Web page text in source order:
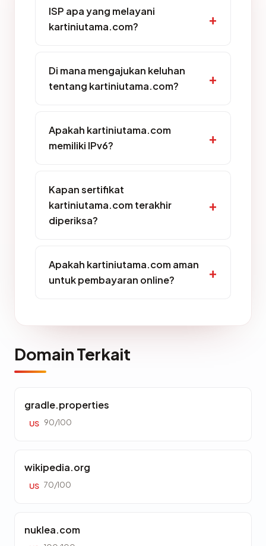
ISP apa yang melayani
kartiniutama.com?
Di mana mengajukan keluhan
tentang kartiniutama.com?
Apakah kartiniutama.com
memiliki IPv6?
Kapan sertifikat
kartiniutama.com terakhir
diperiksa?
Apakah kartiniutama.com aman
untuk pembayaran online?
Domain Terkait
gradle.properties
US 90/100
wikipedia.org
US 70/100
nuklea.com